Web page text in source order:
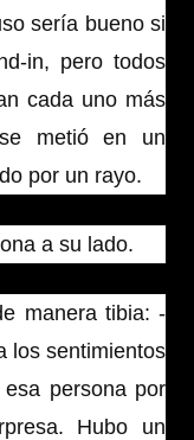
sería bueno si
in, pero todos
cada uno más
metió en un
por un rayo.
a su lado.
manera tibia: -
los sentimientos
persona por
Hubo un